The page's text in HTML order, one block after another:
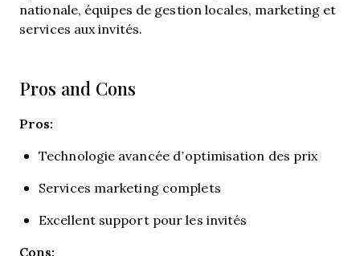
nationale, équipes de gestion locales, marketing et
services aux invités.
Pros and Cons
Pros:
Technologie avancée d’optimisation des prix
Services marketing complets
Excellent support pour les invités
Cons: